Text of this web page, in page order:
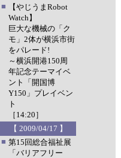
■
【やじうまRobot
Watch】
巨大な機械の「ク
モ」2体が横浜市街
をパレード!
～横浜開港150周
年記念テーマイベ
ント「開国博
Y150」プレイベン
ト
［14:20］
【 2009/04/17 】
■ 第15回総合福祉展
「バリアフリー